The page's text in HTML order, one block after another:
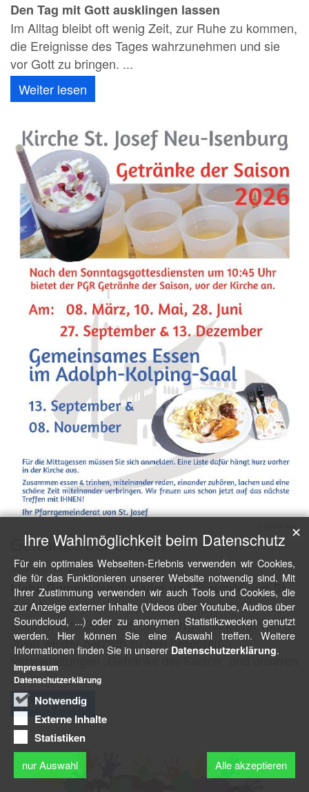
Den Tag mit Gott ausklingen lassen
Im Alltag bleibt oft wenig Zeit, zur Ruhe zu kommen,
die Ereignisse des Tages wahrzunehmen und sie
vor Gott zu bringen. ...
Weiter lesen
Getränke der Saison
Sonntag, 13. Dezember 2026 11:45
Liebe Gemeindemitglieder und Freunde von St.
Josef,
auch im Jahr 2026 lädt der Pfarrgemeinderat von St.
Josef wieder herzlich zu den beliebten
Veranstaltungen „Getränke der Saison“ und unseren
...
Weiter lesen
Ihre Wahlmöglichkeit beim Datenschutz
Für ein optimales Webseiten-Erlebnis verwenden wir Cookies,
die für das Funktionieren unserer Website notwendig sind. Mit
Ihrer Zustimmung verwenden wir auch Tools und Cookies, die
zur Anzeige externer Inhalte (Videos über Youtube, Audios über
Soundcloud, ...) oder zu anonymen Statistikzwecken genutzt
werden. Hier können Sie eine Auswahl treffen. Weitere
Informationen finden Sie in unserer Datenschutzerklärung.
Notwendig
Externe Inhalte
Statistiken
nur Auswahl Alle akzeptieren
✕
Impressum
Datenschutzerklärung